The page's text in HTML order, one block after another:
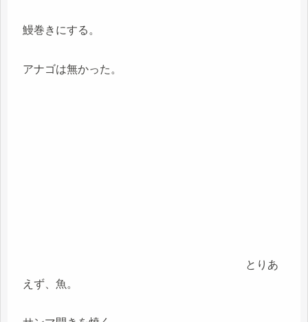
鰻巻きにする。
アナゴは無かった。
とりあ
えず、魚。